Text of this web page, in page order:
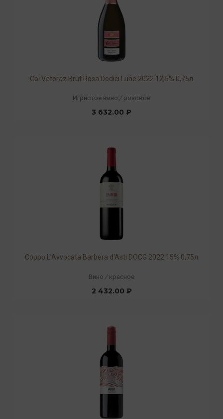
Col Vetoraz Brut Rosa Dodici Lune 2022 12,5% 0,75л
Игристое вино / розовое
3 632.00 ₽
Coppo L'Avvocata Barbera d'Asti DOCG 2022 15% 0,75л
Вино / красное
2 432.00 ₽